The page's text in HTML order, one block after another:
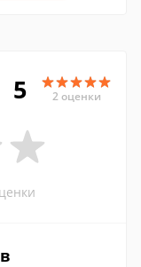
5 2 оценки